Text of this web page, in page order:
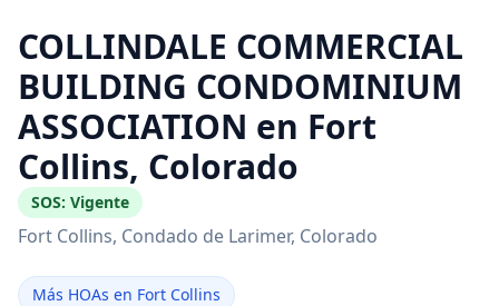
COLLINDALE COMMERCIAL
BUILDING CONDOMINIUM
ASSOCIATION en Fort
Collins, Colorado
SOS: Vigente
Fort Collins, Condado de Larimer, Colorado
Más HOAs en Fort Collins